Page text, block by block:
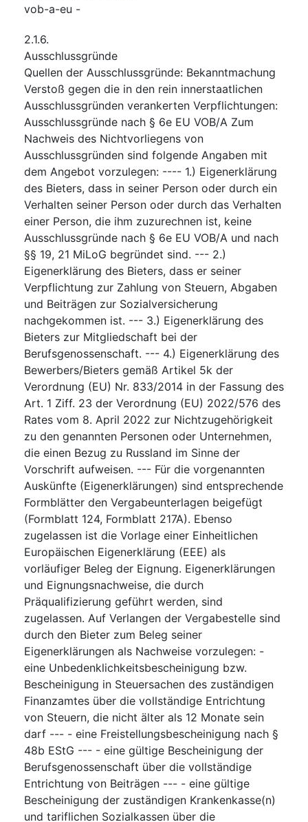
vob-a-eu -
2.1.6.
Ausschlussgründe
Quellen der Ausschlussgründe: Bekanntmachung
Verstoß gegen die in den rein innerstaatlichen
Ausschlussgründen verankerten Verpflichtungen:
Ausschlussgründe nach § 6e EU VOB/A Zum
Nachweis des Nichtvorliegens von
Ausschlussgründen sind folgende Angaben mit
dem Angebot vorzulegen: ---- 1.) Eigenerklärung
des Bieters, dass in seiner Person oder durch ein
Verhalten seiner Person oder durch das Verhalten
einer Person, die ihm zuzurechnen ist, keine
Ausschlussgründe nach § 6e EU VOB/A und nach
§§ 19, 21 MiLoG begründet sind. --- 2.)
Eigenerklärung des Bieters, dass er seiner
Verpflichtung zur Zahlung von Steuern, Abgaben
und Beiträgen zur Sozialversicherung
nachgekommen ist. --- 3.) Eigenerklärung des
Bieters zur Mitgliedschaft bei der
Berufsgenossenschaft. --- 4.) Eigenerklärung des
Bewerbers/Bieters gemäß Artikel 5k der
Verordnung (EU) Nr. 833/2014 in der Fassung des
Art. 1 Ziff. 23 der Verordnung (EU) 2022/576 des
Rates vom 8. April 2022 zur Nichtzugehörigkeit
zu den genannten Personen oder Unternehmen,
die einen Bezug zu Russland im Sinne der
Vorschrift aufweisen. --- Für die vorgenannten
Auskünfte (Eigenerklärungen) sind entsprechende
Formblätter den Vergabeunterlagen beigefügt
(Formblatt 124, Formblatt 217A). Ebenso
zugelassen ist die Vorlage einer Einheitlichen
Europäischen Eigenerklärung (EEE) als
vorläufiger Beleg der Eignung. Eigenerklärungen
und Eignungsnachweise, die durch
Präqualifizierung geführt werden, sind
zugelassen. Auf Verlangen der Vergabestelle sind
durch den Bieter zum Beleg seiner
Eigenerklärungen als Nachweise vorzulegen: -
eine Unbedenklichkeitsbescheinigung bzw.
Bescheinigung in Steuersachen des zuständigen
Finanzamtes über die vollständige Entrichtung
von Steuern, die nicht älter als 12 Monate sein
darf --- - eine Freistellungsbescheinigung nach §
48b EStG --- - eine gültige Bescheinigung der
Berufsgenossenschaft über die vollständige
Entrichtung von Beiträgen --- - eine gültige
Bescheinigung der zuständigen Krankenkasse(n)
und tariflichen Sozialkassen über die